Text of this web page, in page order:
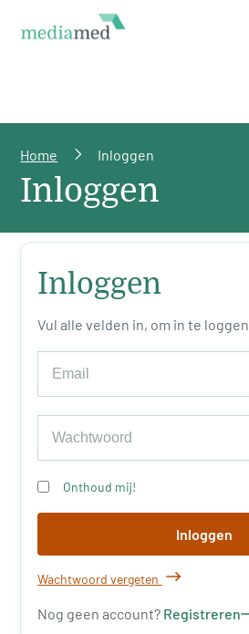
Home Inloggen
Inloggen
Inloggen
Vul alle velden in, om in te loggen
Onthoud mij!
Inloggen
Wachtwoord vergeten
Nog geen account? Registreren